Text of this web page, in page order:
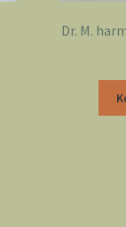
Dr. M.